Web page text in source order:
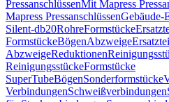
PressanschlüssenMit Mapress
Mapress PressanschlüssenGebäude-
Silent-db20RohreFormstücke
FormstückeBögenAbzweige
AbzweigeReduktionen
ReinigungsstückeFormstücke
SuperTubeBögenSonderformstücke
VerbindungenSchweißverbindungen